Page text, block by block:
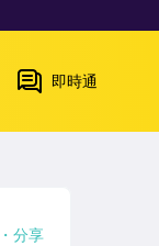
即時通
分享